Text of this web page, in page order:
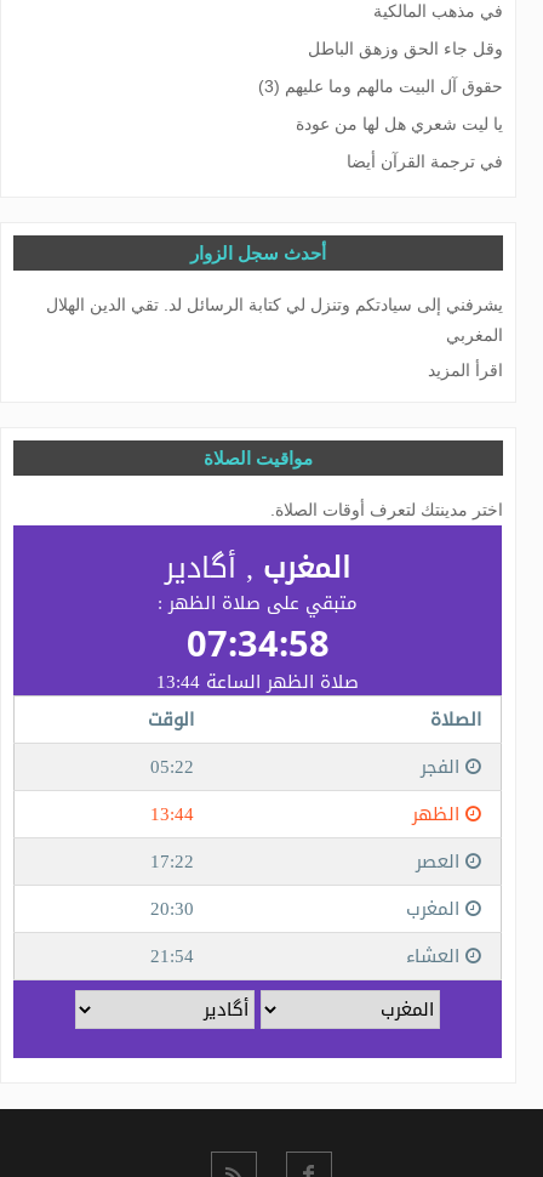
في مذهب المالكية
وقل جاء الحق وزهق الباطل
حقوق آل البيت مالهم وما عليهم (3)
يا ليت شعري هل لها من عودة
في ترجمة القرآن أيضا
أحدث سجل الزوار
يشرفني إلى سيادتكم وتنزل لي كتابة الرسائل لد. تقي الدين الهلال
المغربي
اقرأ المزيد
مواقيت الصلاة
اختر مدينتك لتعرف أوقات الصلاة.